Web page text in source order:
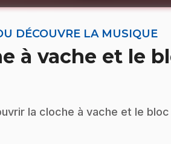
DÉCOUVRE LA MUSIQUE
à vache et le
la cloche à vache et le bloc